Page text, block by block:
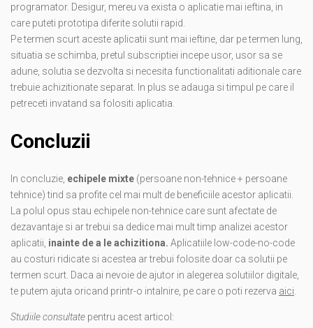
programator. Desigur, mereu va exista o aplicatie mai ieftina, in
care puteti prototipa diferite solutii rapid.
Pe termen scurt aceste aplicatii sunt mai ieftine, dar pe termen lung,
situatia se schimba, pretul subscriptiei incepe usor, usor sa se
adune, solutia se dezvolta si necesita functionalitati aditionale care
trebuie achizitionate separat. In plus se adauga si timpul pe care il
petreceti invatand sa folositi aplicatia.
Concluzii
In concluzie, echipele mixte (persoane non-tehnice + persoane
tehnice) tind sa profite cel mai mult de beneficiile acestor aplicatii.
La polul opus stau echipele non-tehnice care sunt afectate de
dezavantaje si ar trebui sa dedice mai mult timp analizei acestor
aplicatii, inainte de a le achizitiona. Aplicatiile low-code-no-code
au costuri ridicate si acestea ar trebui folosite doar ca solutii pe
termen scurt. Daca ai nevoie de ajutor in alegerea solutiilor digitale,
te putem ajuta oricand printr-o intalnire, pe care o poti rezerva aici
Studiile consultate pentru acest articol: